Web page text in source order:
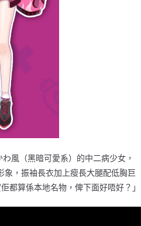
風（黑暗可愛系）的中二病少女，
，振袖長衣加上瘦長大腿配低胸巨
都算係本地名物，俾下面好唔好？」